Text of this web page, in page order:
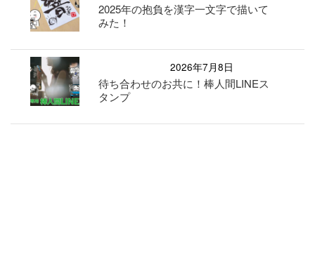
2025年の抱負を漢字一文字で描いて
みた！
2026年7月8日
待ち合わせのお共に！棒人間LINEス
タンプ